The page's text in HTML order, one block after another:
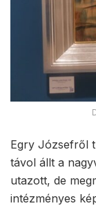
Egry Józsefről
távol állt a
utazott, de
intézményes